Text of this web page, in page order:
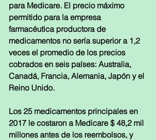
para Medicare. El precio máximo
permitido para la empresa
farmacéutica productora de
medicamentos no sería superior a 1,2
veces el promedio de los precios
cobrados en seis países: Australia,
Canadá, Francia, Alemania, Japón y el
Reino Unido.
Los 25 medicamentos principales en
2017 le costaron a Medicare $ 48,2 mil
millones antes de los reembolsos, y